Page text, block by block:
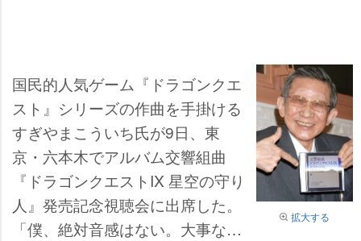
拡大する
国民的人気ゲーム『ドラゴンクエ
スト』シリーズの作曲を手掛ける
すぎやまこういち氏が9日、東
京・六本木でアルバム交響組曲
『ドラゴンクエストIX 星空の守り
人』発売記念視聴会に出席した。
「僕、絶対音感はない。大事なの